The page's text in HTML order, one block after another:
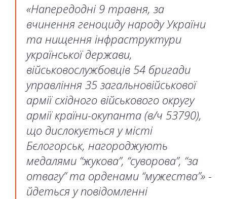
«Напередодні 9 травня, за
вчинення геноциду народу України
та нищення інфраструктури
української держави,
військовослужбовців 54 бригади
управління 35 загальновійськової
армії східного військового округу
армії країни-окупанта (в/ч 53790),
що дислокується у місті
Бєлогорськ, нагороджують
медалями “жукова”, “суворова”, “за
отвагу” та орденами “мужества”» -
йдеться у повідомленні